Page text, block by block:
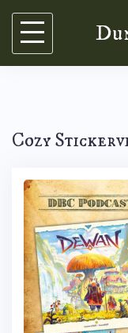
Skip
content
Cozy